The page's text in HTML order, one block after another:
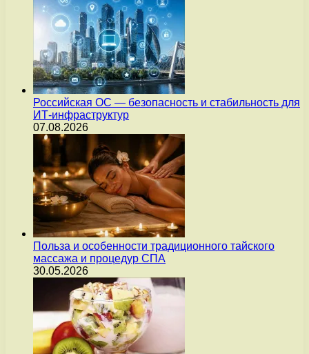
Российская ОС — безопасность и стабильность для
ИТ-инфраструктур
07.08.2026
Польза и особенности традиционного тайского
массажа и процедур СПА
30.05.2026